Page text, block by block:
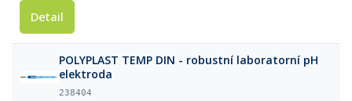
Detail
POLYPLAST TEMP DIN - robustní laboratorní pH
elektroda
238404